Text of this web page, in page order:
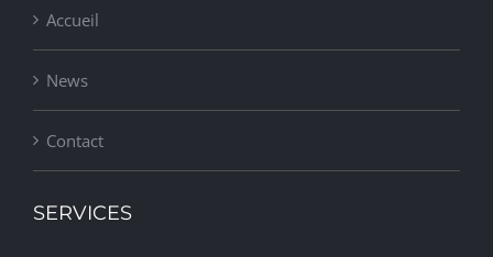
Accueil
News
Contact
SERVICES